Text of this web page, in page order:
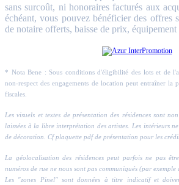
sans surcoût, ni honoraires facturés aux
échéant, vous pouvez bénéficier des offres
de notaire offerts, baisse de prix,
* Nota Bene : Sous conditions d'éligibilité des lots et de
non-respect des engagements de location peut entraîner la
fiscales.
Les visuels et textes de présentation des résidences sont
laissées à la libre interprétation des artistes. Les intérieurs
de décoration. Cf plaquette pdf de présentation pour les
La géolocalisation des résidences peut parfois ne pas
numéros de rue ne nous sont pas communiqués (par exemple
Les "zones Pinel" sont données à titre indicatif et